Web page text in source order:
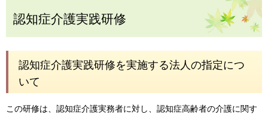
認知症介護実践研修
認知症介護実践研修を実施する法人の指定につ
いて
この研修は、認知症介護実務者に対し、認知症高齢者の介護に関す